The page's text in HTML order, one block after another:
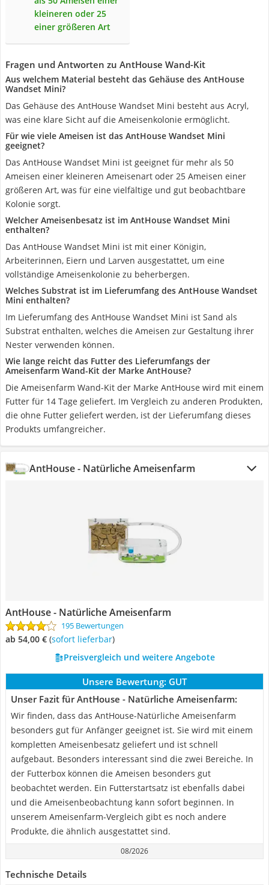
kleineren oder 25
einer größeren Art
Fragen und Antworten zu AntHouse Wand-Kit
Aus welchem Material besteht das Gehäuse des AntHouse
Wandset Mini?
Das Gehäuse des AntHouse Wandset Mini besteht aus Acryl,
was eine klare Sicht auf die Ameisenkolonie ermöglicht.
Für wie viele Ameisen ist das AntHouse Wandset Mini
geeignet?
Das AntHouse Wandset Mini ist geeignet für mehr als 50
Ameisen einer kleineren Ameisenart oder 25 Ameisen einer
größeren Art, was für eine vielfältige und gut beobachtbare
Kolonie sorgt.
Welcher Ameisenbesatz ist im AntHouse Wandset Mini
enthalten?
Das AntHouse Wandset Mini ist mit einer Königin,
Arbeiterinnen, Eiern und Larven ausgestattet, um eine
vollständige Ameisenkolonie zu beherbergen.
Welches Substrat ist im Lieferumfang des AntHouse Wandset
Mini enthalten?
Im Lieferumfang des AntHouse Wandset Mini ist Sand als
Substrat enthalten, welches die Ameisen zur Gestaltung ihrer
Nester verwenden können.
Wie lange reicht das Futter des Lieferumfangs der
Ameisenfarm Wand-Kit der Marke AntHouse?
Die Ameisenfarm Wand-Kit der Marke AntHouse wird mit einem
Futter für 14 Tage geliefert. Im Vergleich zu anderen Produkten,
die ohne Futter geliefert werden, ist der Lieferumfang dieses
Produkts umfangreicher.
AntHouse - Natürliche Ameisenfarm
AntHouse - Natürliche Ameisenfarm
195 Bewertungen
ab 54,00 € ( Sofort lieferbar)
Preisvergleich und weitere Angebote
Unsere Bewertung: GUT
Unser Fazit für AntHouse - Natürliche Ameisenfarm:
Wir finden, dass das AntHouse-Natürliche Ameisenfarm
besonders gut für Anfänger geeignet ist. Sie wird mit einem
kompletten Ameisenbesatz geliefert und ist schnell
aufgebaut. Besonders interessant sind die zwei Bereiche. In
der Futterbox können die Ameisen besonders gut
beobachtet werden. Ein Futterstartsatz ist ebenfalls dabei
und die Ameisenbeobachtung kann sofort beginnen. In
unserem Ameisenfarm-Vergleich gibt es noch andere
Produkte, die ähnlich ausgestattet sind.
08/2026
Technische Details